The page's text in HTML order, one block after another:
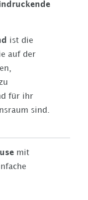
ist die
auf der
für ihr
sind.
mit